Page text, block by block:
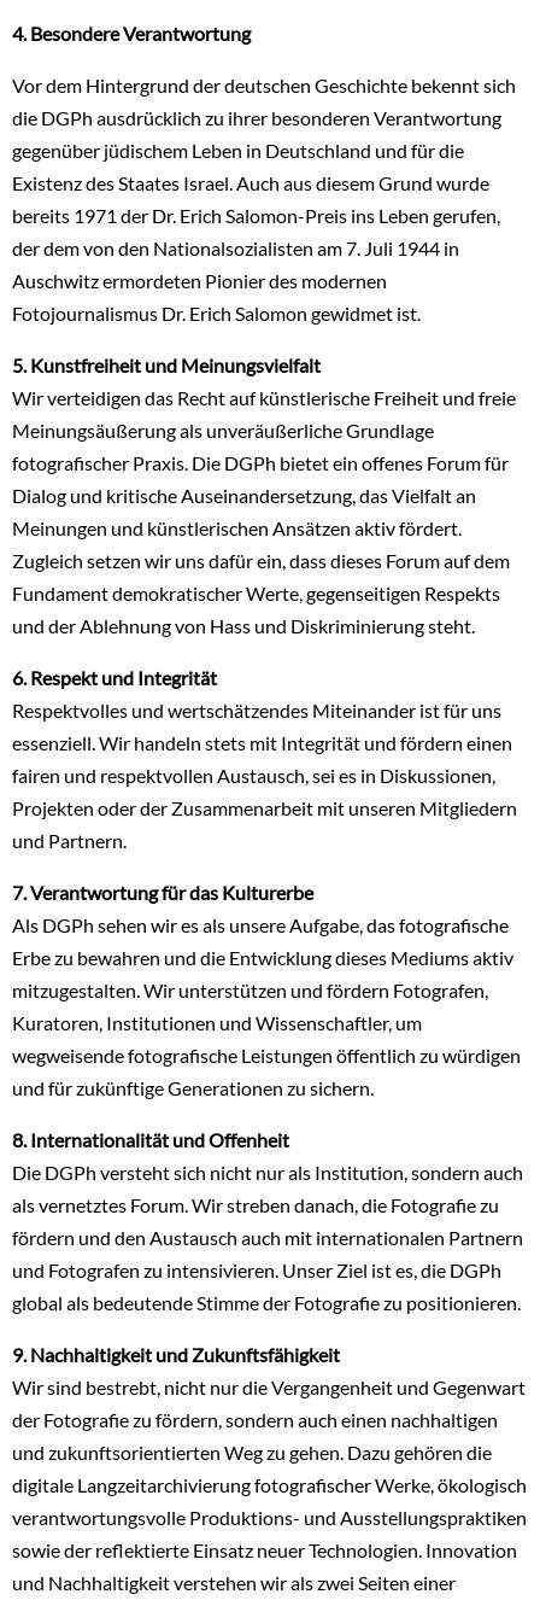
4. Besondere Verantwortung
Vor dem Hintergrund der deutschen Geschichte bekennt sich
die DGPh ausdrücklich zu ihrer besonderen Verantwortung
gegenüber jüdischem Leben in Deutschland und für die
Existenz des Staates Israel. Auch aus diesem Grund wurde
bereits 1971 der Dr. Erich Salomon-Preis ins Leben gerufen,
der dem von den Nationalsozialisten am 7. Juli 1944 in
Auschwitz ermordeten Pionier des modernen
Fotojournalismus Dr. Erich Salomon gewidmet ist.
5. Kunstfreiheit und Meinungsvielfalt
Wir verteidigen das Recht auf künstlerische Freiheit und freie
Meinungsäußerung als unveräußerliche Grundlage
fotografischer Praxis. Die DGPh bietet ein offenes Forum für
Dialog und kritische Auseinandersetzung, das Vielfalt an
Meinungen und künstlerischen Ansätzen aktiv fördert.
Zugleich setzen wir uns dafür ein, dass dieses Forum auf dem
Fundament demokratischer Werte, gegenseitigen Respekts
und der Ablehnung von Hass und Diskriminierung steht.
6. Respekt und Integrität
Respektvolles und wertschätzendes Miteinander ist für uns
essenziell. Wir handeln stets mit Integrität und fördern einen
fairen und respektvollen Austausch, sei es in Diskussionen,
Projekten oder der Zusammenarbeit mit unseren Mitgliedern
und Partnern.
7. Verantwortung für das Kulturerbe
Als DGPh sehen wir es als unsere Aufgabe, das fotografische
Erbe zu bewahren und die Entwicklung dieses Mediums aktiv
mitzugestalten. Wir unterstützen und fördern Fotografen,
Kuratoren, Institutionen und Wissenschaftler, um
wegweisende fotografische Leistungen öffentlich zu würdigen
und für zukünftige Generationen zu sichern.
8. Internationalität und Offenheit
Die DGPh versteht sich nicht nur als Institution, sondern auch
als vernetztes Forum. Wir streben danach, die Fotografie zu
fördern und den Austausch auch mit internationalen Partnern
und Fotografen zu intensivieren. Unser Ziel ist es, die DGPh
global als bedeutende Stimme der Fotografie zu positionieren.
9. Nachhaltigkeit und Zukunftsfähigkeit
Wir sind bestrebt, nicht nur die Vergangenheit und Gegenwart
der Fotografie zu fördern, sondern auch einen nachhaltigen
und zukunftsorientierten Weg zu gehen. Dazu gehören die
digitale Langzeitarchivierung fotografischer Werke, ökologisch
verantwortungsvolle Produktions- und Ausstellungspraktiken
sowie der reflektierte Einsatz neuer Technologien. Innovation
und Nachhaltigkeit verstehen wir als zwei Seiten einer